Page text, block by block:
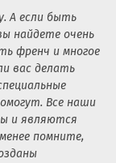
А если быть
найдете очень
френч и многое
вас делать
Все наши
и являются
помните,